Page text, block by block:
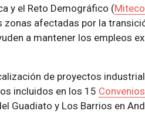
y el Reto Demográfico (Miteco
zonas afectadas por la
a mantener los empleos
de proyectos
incluidos en los 15
Guadiato y Los Barrios en